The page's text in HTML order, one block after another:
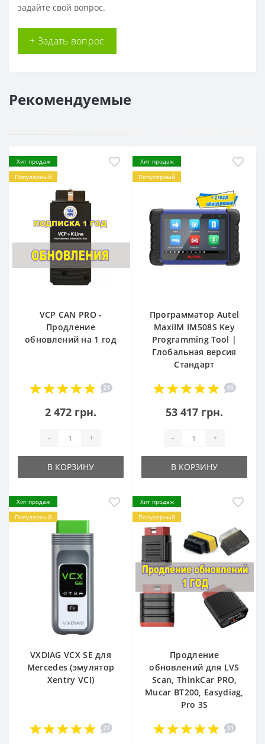
задайте свой вопрос.
+ Задать вопрос
Рекомендуемые
Хит продаж
Популярный
VCP CAN PRO -
Продление
обновлений на 1 год
21
2 472 грн.
- +
В КОРЗИНУ
Хит продаж
Популярный
Программатор Autel
MaxiIM IM508S Key
Programming Tool |
Глобальная версия
Стандарт
15
53 417 грн.
- +
В КОРЗИНУ
Хит продаж
Популярный
VXDIAG VCX SE для
Mercedes (эмулятор
Xentry VCI)
27
Хит продаж
Популярный
Продление
обновлений для LVS
Scan, ThinkCar PRO,
Mucar BT200, Easydiag,
Pro 3S
31